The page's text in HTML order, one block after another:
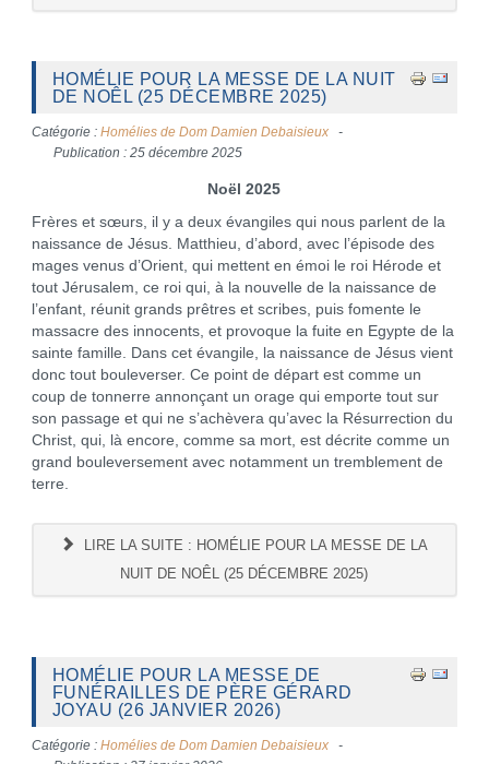
HOMÉLIE POUR LA MESSE DE LA NUIT
DE NOÊL (25 DÉCEMBRE 2025)
Catégorie : Homélies de Dom Damien Debaisieux
Publication : 25 décembre 2025
Noël 2025
Frères et sœurs, il y a deux évangiles qui nous parlent de la
naissance de Jésus. Matthieu, d’abord, avec l’épisode des
mages venus d’Orient, qui mettent en émoi le roi Hérode et
tout Jérusalem, ce roi qui, à la nouvelle de la naissance de
l’enfant, réunit grands prêtres et scribes, puis fomente le
massacre des innocents, et provoque la fuite en Egypte de la
sainte famille. Dans cet évangile, la naissance de Jésus vient
donc tout bouleverser. Ce point de départ est comme un
coup de tonnerre annonçant un orage qui emporte tout sur
son passage et qui ne s’achèvera qu’avec la Résurrection du
Christ, qui, là encore, comme sa mort, est décrite comme un
grand bouleversement avec notamment un tremblement de
terre.
LIRE LA SUITE : HOMÉLIE POUR LA MESSE DE LA
NUIT DE NOÊL (25 DÉCEMBRE 2025)
HOMÉLIE POUR LA MESSE DE
FUNÉRAILLES DE PÈRE GÉRARD
JOYAU (26 JANVIER 2026)
Catégorie : Homélies de Dom Damien Debaisieux